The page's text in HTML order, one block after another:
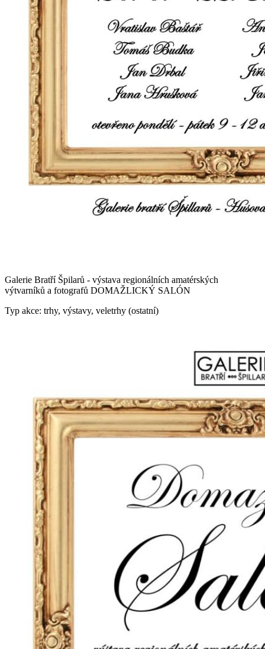
Galerie Bratří Špilarů - výstava regionálních amatérských
výtvarníků a fotografů DOMAŽLICKÝ SALÓN
Typ akce: trhy, výstavy, veletrhy (ostatní)